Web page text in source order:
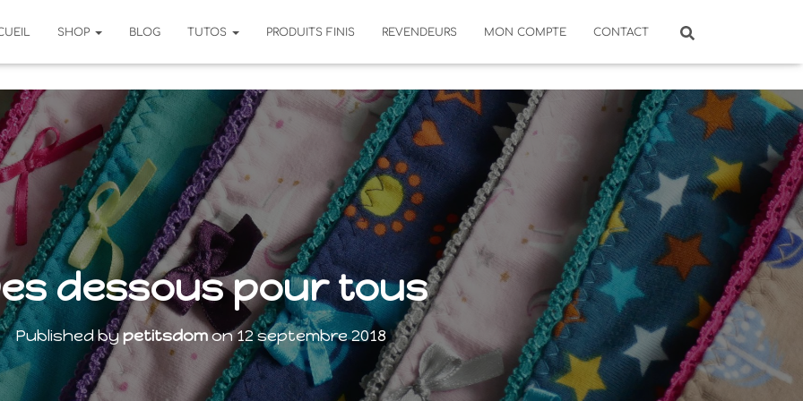
SHOP BLOG TUTOS PRODUITS FINIS REVENDEURS MON COMPTE CONTACT
dessous pour tous
Published bypetitsdomon12 septembre 2018